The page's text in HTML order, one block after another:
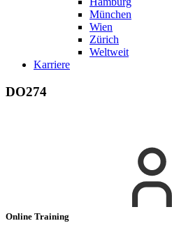
München
Wien
Zürich
Weltweit
Karriere
DO274
Online Training